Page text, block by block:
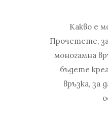
Какво е
Прочетете,
моногамна
бъдете
връзка, за